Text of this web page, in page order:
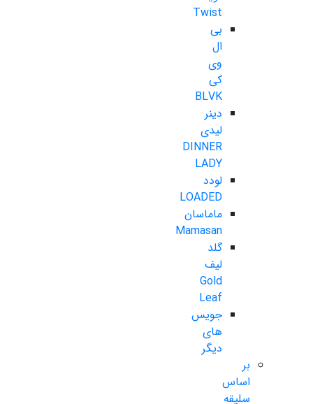
Twist
بی
ال
وی
کی
BLVK
دینر
لیدی
DINNER
LADY
لودد
LOADED
ماماسان
Mamasan
گلد
لیف
Gold
Leaf
جویس
های
دیگر
بر
اساس
سلیقه